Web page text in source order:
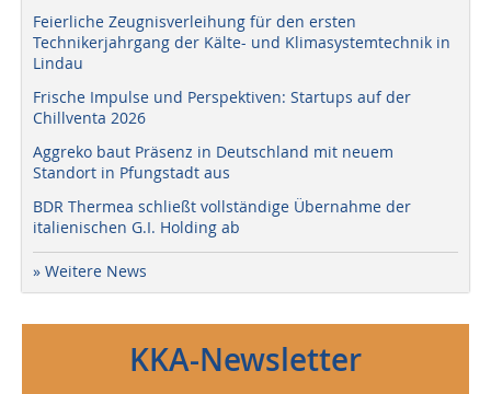
Feierliche Zeugnisverleihung für den ersten
Technikerjahrgang der Kälte- und Klimasystemtechnik in
Lindau
Frische Impulse und Perspektiven: Startups auf der
Chillventa 2026
Aggreko baut Präsenz in Deutschland mit neuem
Standort in Pfungstadt aus
BDR Thermea schließt vollständige Übernahme der
italienischen G.I. Holding ab
» Weitere News
KKA-Newsletter